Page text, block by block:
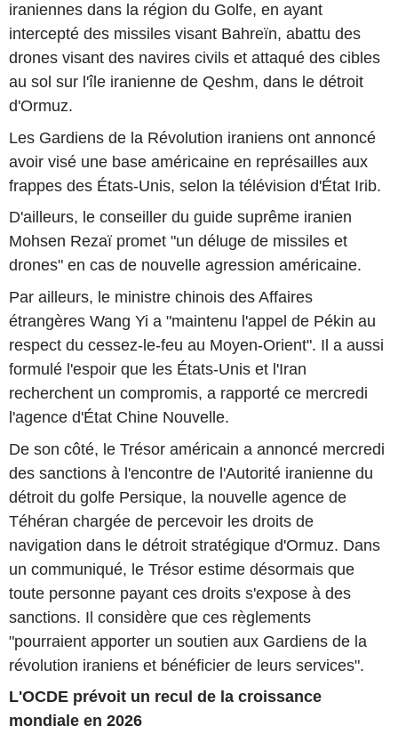
iraniennes dans la région du Golfe, en ayant
intercepté des missiles visant Bahreïn, abattu des
drones visant des navires civils et attaqué des cibles
au sol sur l'île iranienne de Qeshm, dans le détroit
d'Ormuz.
Les Gardiens de la Révolution iraniens ont annoncé
avoir visé une base américaine en représailles aux
frappes des États-Unis, selon la télévision d'État Irib.
D'ailleurs, le conseiller du guide suprême iranien
Mohsen Rezaï promet "un déluge de missiles et
drones" en cas de nouvelle agression américaine.
Par ailleurs, le ministre chinois des Affaires
étrangères Wang Yi a "maintenu l'appel de Pékin au
respect du cessez-le-feu au Moyen-Orient". Il a aussi
formulé l'espoir que les États-Unis et l'Iran
recherchent un compromis, a rapporté ce mercredi
l'agence d'État Chine Nouvelle.
De son côté, le Trésor américain a annoncé mercredi
des sanctions à l'encontre de l'Autorité iranienne du
détroit du golfe Persique, la nouvelle agence de
Téhéran chargée de percevoir les droits de
navigation dans le détroit stratégique d'Ormuz. Dans
un communiqué, le Trésor estime désormais que
toute personne payant ces droits s'expose à des
sanctions. Il considère que ces règlements
"pourraient apporter un soutien aux Gardiens de la
révolution iraniens et bénéficier de leurs services".
L'OCDE prévoit un recul de la croissance
mondiale en 2026